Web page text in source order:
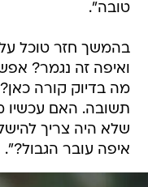
טובה".
בהמשך חזר טוכל
ואיפה זה נגמר?
מה בדיוק קורה
תשובה. האם עכשיו
שלא היה צריך
איפה עובר הגבול?".